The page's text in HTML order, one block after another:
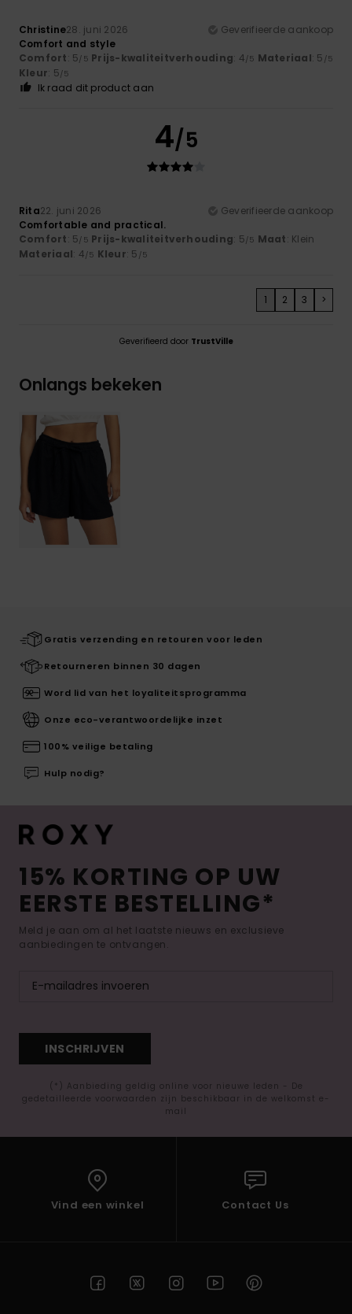
Christine28. juni 2026
Geverifieerde aankoop
Comfort and style
Comfort: 5/5 Prijs-kwaliteitverhouding: 4/5 Materiaal: 5 /5
Kleur: 5/5
Ik raad dit product aan
4/5
Rita22. juni 2026
Geverifieerde aankoop
Comfortable and practical.
Comfort: 5/5 Prijs-kwaliteitverhouding: 5/5 Maat: Klein
Materiaal: 4/5 Kleur: 5 /5
1 2 3 >
Geverifieerd door TrustVille
Onlangs bekeken
Gratis verzending en retouren voor leden
Retourneren binnen 30 dagen
Word lid van het loyaliteitsprogramma
Onze eco-verantwoordelijke inzet
100% veilige betaling
Hulp nodig?
15% KORTING OP UW
EERSTE BESTELLING*
Meld je aan om al het laatste nieuws en exclusieve
aanbiedingen te ontvangen.
INSCHRIJVEN
(*) Aanbieding geldig online voor nieuwe leden - De
gedetailleerde voorwaarden zijn beschikbaar in de welkomst e-
mail
Vind een winkel Contact Us